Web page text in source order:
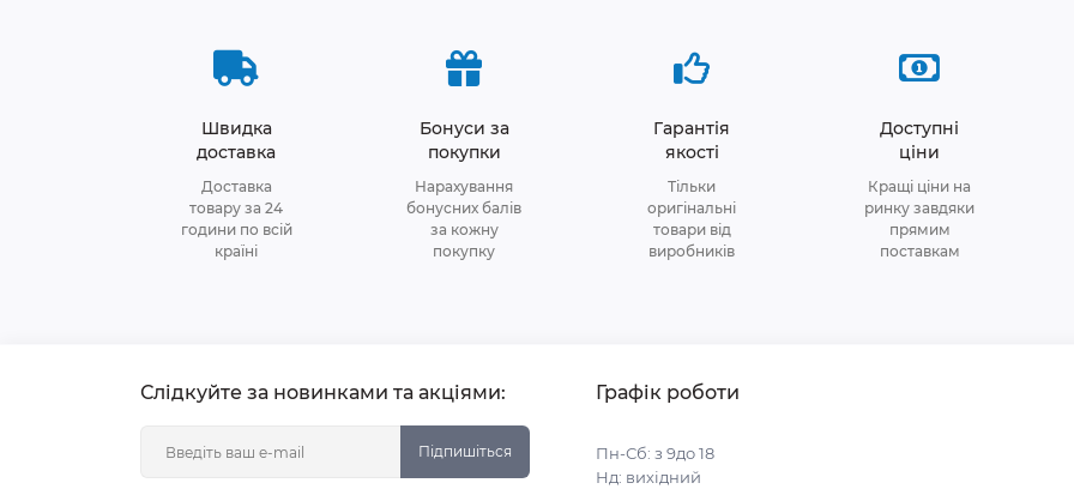
Швидка
доставка
Доставка
товару за 24
години по всій
країні
Бонуси за
покупки
Нарахування
бонусних балів
за кожну
покупку
Гарантія
якості
Тільки
оригінальні
товари від
виробників
Доступні
ціни
Кращі ціни на
ринку завдяки
прямим
поставкам
Слідкуйте за новинками та акціями:
Підпишіться
Графік роботи
Пн-Сб: з 9до 18
Нд: вихідний